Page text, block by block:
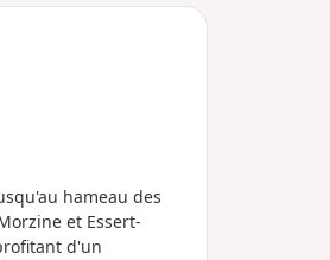
hameau des
et Essert-
d'un